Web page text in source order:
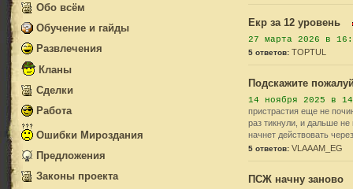
Обо всём
Обучение и гайды
Игровой мир
Локации
Квесты и События
Развлечения
Конкурсы
Кланы
Сделки
Работа
Ошибки Мироздания
Предложения
Законы проекта
Екр за 12 уровень
27 марта 2026 в
5 ответов: TOPTUL
Подскажите
14 ноября 2025 в
пристрастия еще не
раз тикнули, и дальше
начнет действовать
5 ответов: VLAAAM_EG
ПСЖ начну заново